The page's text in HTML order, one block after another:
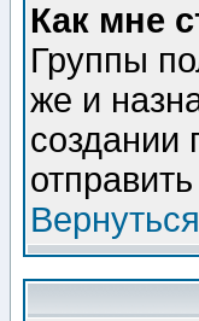
Как мне
Группы
же и
создании